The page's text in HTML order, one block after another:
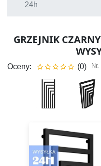
24h
GRZEJNIK
Oceny:  (0)